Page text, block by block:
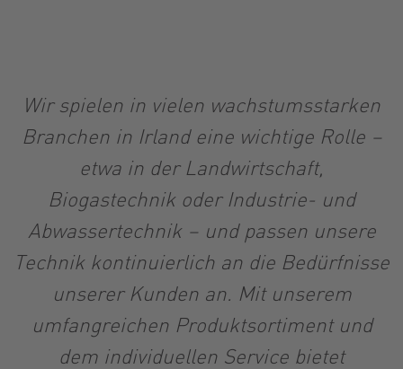
Wir spielen in vielen wachstumsstarken
Branchen in Irland eine wichtige Rolle –
etwa in der Landwirtschaft,
Biogastechnik oder Industrie- und
Abwassertechnik – und passen unsere
Technik kontinuierlich an die Bedürfnisse
unserer Kunden an. Mit unserem
umfangreichen Produktsortiment und
dem individuellen Service bietet